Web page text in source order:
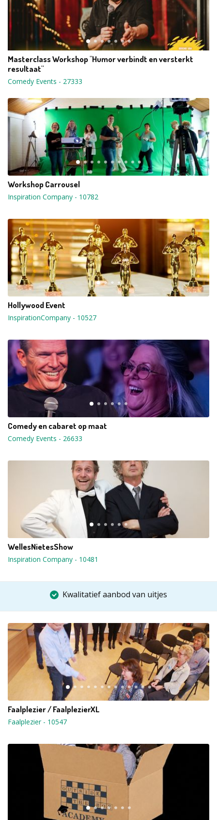
Masterclass Workshop "Humor verbindt en versterkt
resultaat"
Comedy Events - 27333
Workshop Carrousel
Inspiration Company - 10782
Hollywood Event
InspirationCompany - 10527
Comedy en cabaret op maat
Comedy Events - 26633
WellesNietesShow
Inspiration Company - 10481
Kwalitatief aanbod van uitjes
Faalplezier / FaalplezierXL
Faalplezier- 10547